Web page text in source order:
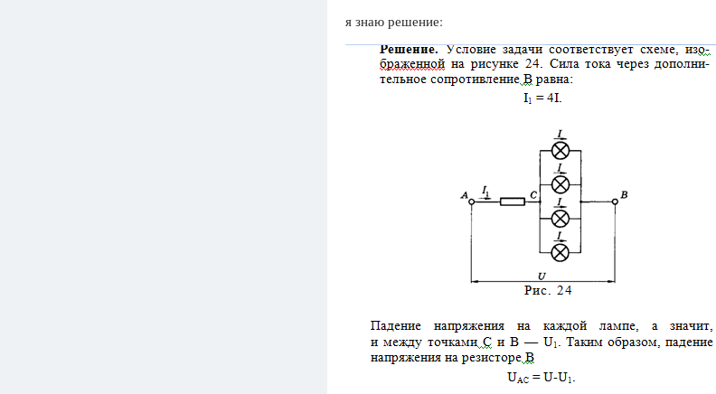
я знаю решение: